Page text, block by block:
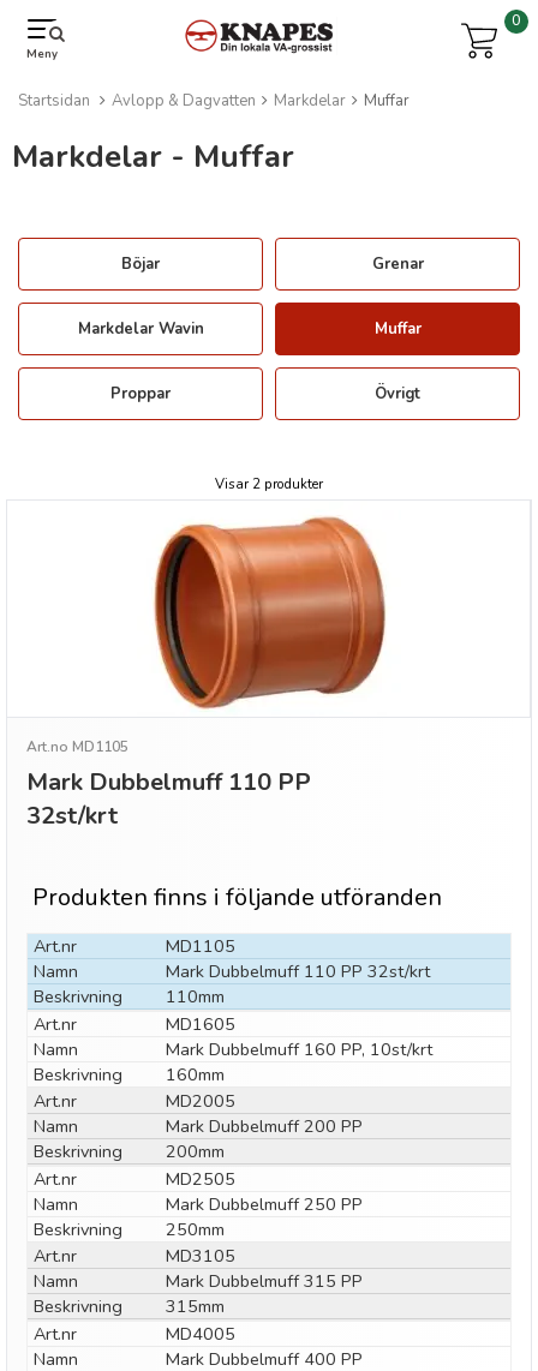
Meny
0
Startsidan Avlopp & Dagvatten Markdelar Muffar
Markdelar - Muffar
Böjar Grenar
Markdelar Wavin Muffar
Proppar Övrigt
Visar 2 produkter
Art.no MD1105
Mark Dubbelmuff 110 PP
32st/krt
Produkten finns i följande utföranden
Art.nr
MD1105
Namn
Mark Dubbelmuff 110 PP 32st/krt
Beskrivning
110mm
Art.nr
MD1605
Namn
Mark Dubbelmuff 160 PP, 10st/krt
Beskrivning
160mm
Art.nr
MD2005
Namn
Mark Dubbelmuff 200 PP
Beskrivning
200mm
Art.nr
MD2505
Namn
Mark Dubbelmuff 250 PP
Beskrivning
250mm
Art.nr
MD3105
Namn
Mark Dubbelmuff 315 PP
Beskrivning
315mm
Art.nr
MD4005
Namn
Mark Dubbelmuff 400 PP